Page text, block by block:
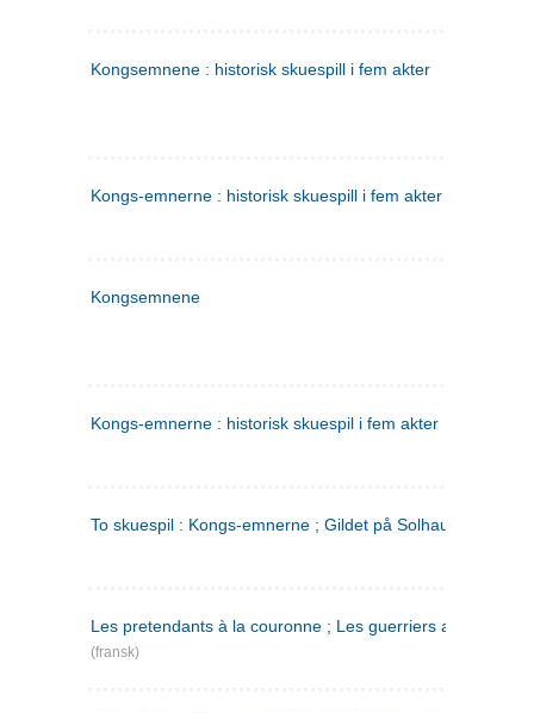
Kongsemnene : historisk skuespill i fem akter
Kongs-emnerne : historisk skuespill i fem akter
Kongsemnene
Kongs-emnerne : historisk skuespil i fem akter
To skuespil : Kongs-emnerne ; Gildet på Solhaug
Les pretendants à la couronne ; Les guerriers a Helgeland
(fransk)